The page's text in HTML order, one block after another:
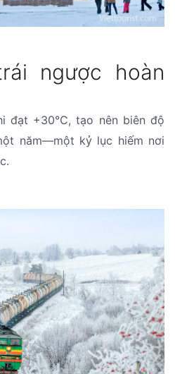
ngược hoàn
đạt +30°C, tạo nên biên độ
năm—một kỷ lục hiếm nơi